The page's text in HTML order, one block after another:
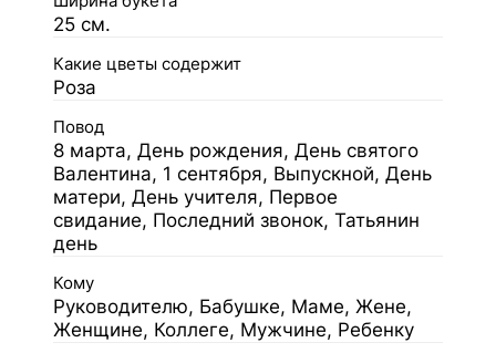
25 см.
Какие цветы содержит
Роза
Повод
8 марта, День рождения, День святого
Валентина, 1 сентября, Выпускной, День
матери, День учителя, Первое
свидание, Последний звонок, Татьянин
день
Кому
Руководителю, Бабушке, Маме, Жене,
Женщине, Коллеге, Мужчине, Ребенку